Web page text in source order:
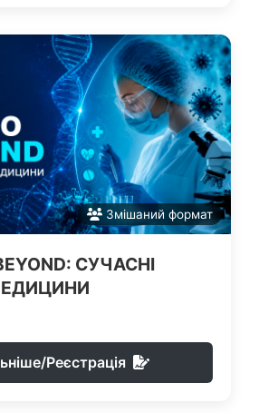
Змішаний формат
СУЧАСНІ
Реєстрація